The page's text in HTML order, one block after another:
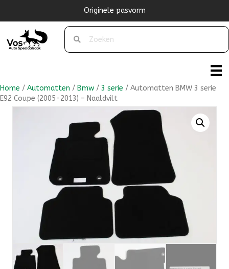
Originele pasvorm
Home / Automatten / Bmw / 3 serie / Automatten BMW 3 serie
E92 Coupe (2005-2013) – Naaldvilt